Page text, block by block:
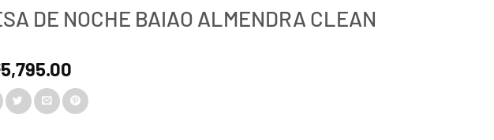
DE NOCHE BAIAO ALMENDRA CLEAN
5,795.00